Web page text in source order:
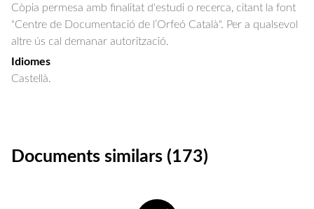
Còpia permesa amb finalitat d'estudi o recerca, citant la font
"Centre de Documentació de l’Orfeó Català". Per a qualsevol
altre ús cal demanar autorització.
Idiomes
Castellà.
Documents similars (173)